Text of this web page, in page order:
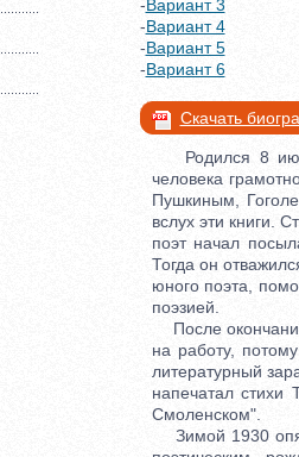
-Вариант 3
-Вариант 4
-Вариант 5
-Вариант 6
Скачать
Родился 8
человека
Пушкиным,
вслух эти книги.
поэт начал
Тогда он
юного поэта,
поэзией.
После
на работу,
литературный
напечатал стихи
Смоленском".
Зимой 1930